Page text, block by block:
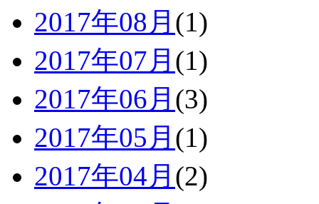
2017年08月 (1)
2017年07月 (1)
2017年06月 (3)
2017年05月 (1)
2017年04月 (2)